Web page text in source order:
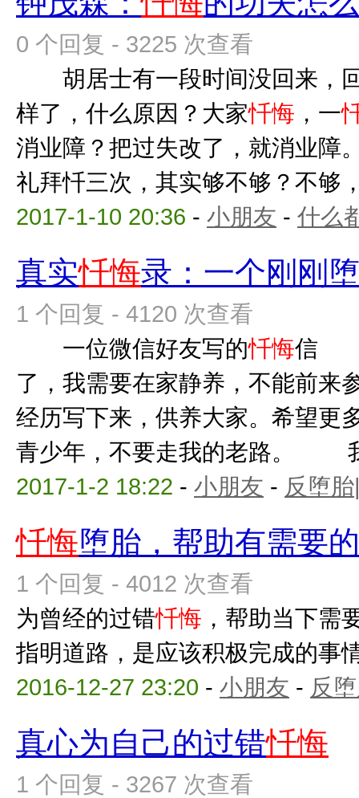
0 个回复 - 3225 次查看
胡居士有一段时间没回来，
样了，什么原因？大家忏悔 ，一
消业障？把过失改了，就消业障
礼拜忏三次，其实够不够？不够
2017-1-10 20:36 - 小朋友 - 什么
真实忏悔录：一个刚刚
1 个回复 - 4120 次查看
一位微信好友写的忏悔信
了，我需要在家静养，不能前来
经历写下来，供养大家。希望更
青少年，不要走我的老路。
2017-1-2 18:22 - 小朋友 - 反堕
忏悔堕胎，帮助有需要
1 个回复 - 4012 次查看
为曾经的过错忏悔 ，帮助当下需
指明道路，是应该积极完成的事
2016-12-27 23:20 - 小朋友 - 反
真心为自己的过错忏悔
1 个回复 - 3267 次查看